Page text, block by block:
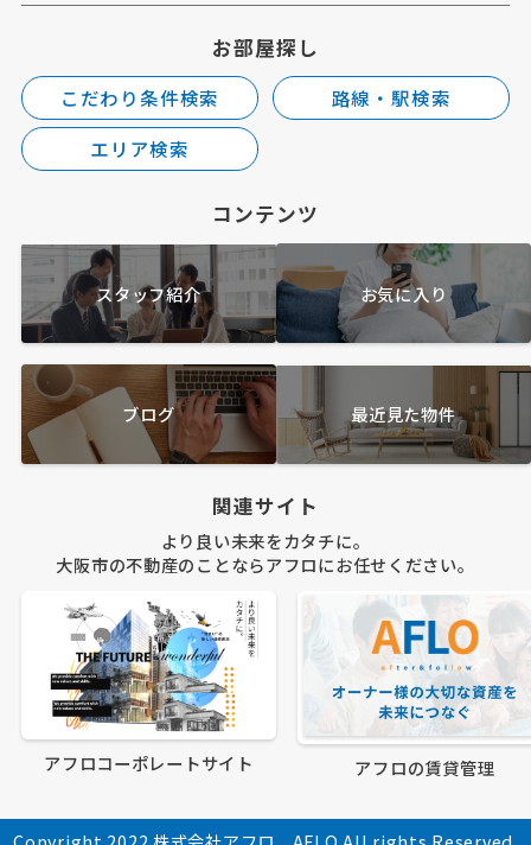
お部屋探し
こだわり条件検索
路線・駅検索
エリア検索
コンテンツ
スタッフ紹介 お気に入り
ブログ 最近見た物件
関連サイト
より良い未来をカタチに。
大阪市の不動産のことならアフロにお任せください。
アフロコーポレートサイト アフロの賃貸管理